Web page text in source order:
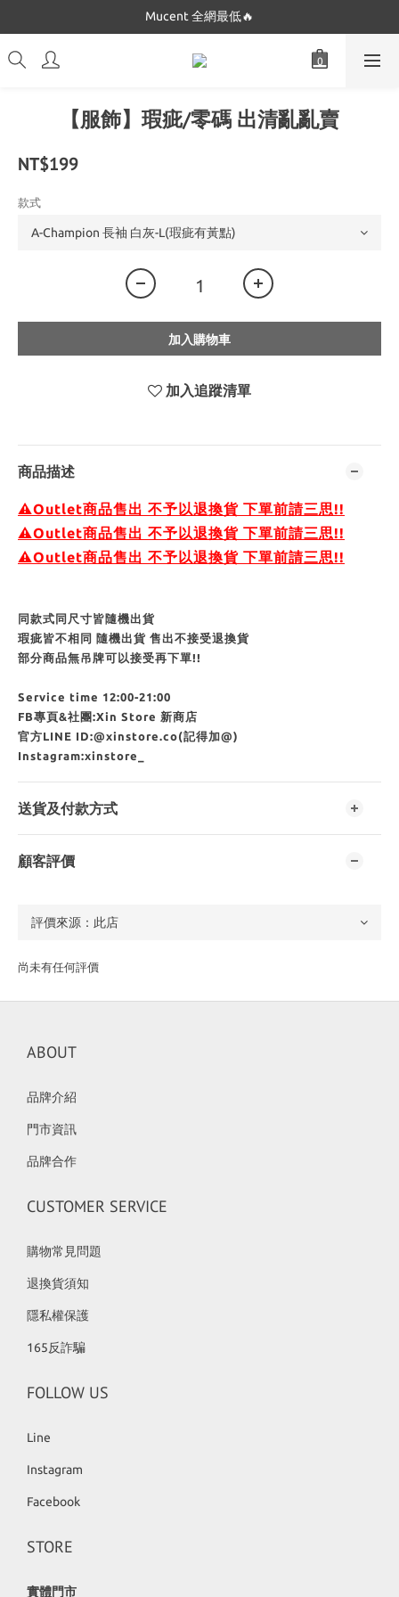
Dickies 最低只要$5XX!!
Mucent 全網最低🔥
【服飾】瑕疵/零碼 出清亂亂賣
NT$199
款式
加入購物車
加入追蹤清單
商品描述
⚠Outlet商品售出 不予以退換貨 下單前請三思!!
⚠Outlet商品售出 不予以退換貨 下單前請三思!!
⚠Outlet商品售出 不予以退換貨 下單前請三思!!
同款式同尺寸皆隨機出貨
瑕疵皆不相同 隨機出貨 售出不接受退換貨
部分商品無吊牌可以接受再下單!!
Service time 12:00-21:00
FB專頁&社團:Xin Store 新商店
官方LINE ID:@xinstore.co(記得加@)
Instagram:xinstore_
送貨及付款方式
顧客評價
尚未有任何評價
ABOUT
品牌介紹
門市資訊
品牌合作
CUSTOMER SERVICE
購物常見問題
退換貨須知
隱私權保護
165反詐騙
FOLLOW US
Line
Instagram
Facebook
STORE
實體門市